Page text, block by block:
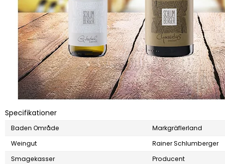
Specifikationer
Baden Område
Markgräflerland
Weingut
Rainer Schlumberger
Smagekasser
Producent